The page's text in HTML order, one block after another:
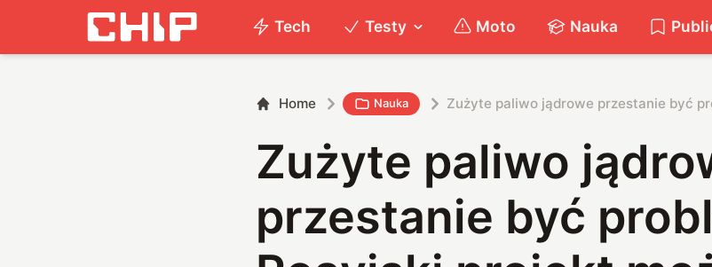
Tech Testy Moto Nauka
Home Nauka Zużyte paliwo jądrowe przestanie być
Zużyte paliwo
przestanie być